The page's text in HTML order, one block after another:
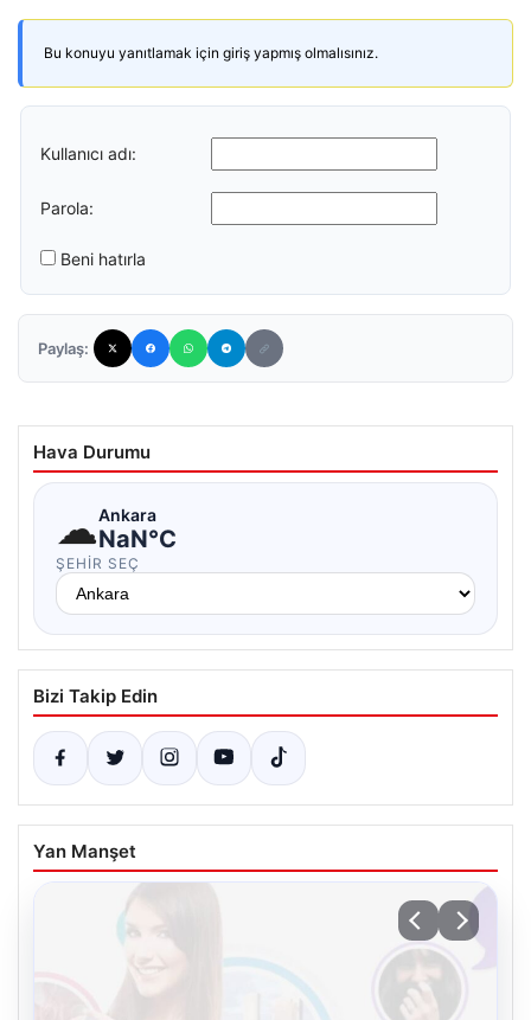
Bu konuyu yanıtlamak için giriş yapmış olmalısınız.
Kullanıcı adı:
Parola:
Beni hatırla
Paylaş:
Hava Durumu
☁Ankara
NaN°C
ŞEHIR SEÇ
Bizi Takip Edin
Yan Manşet